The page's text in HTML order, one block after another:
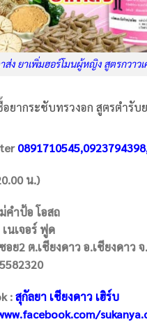
ส่ง ยาเพิ่มฮอร์โมนผู้หญิง สูตรกวาว
ยากระชับทรวงอก สูตรตำรับ
น.)
คำป้อ โอสถ
นเจอร์ ฟูด
อย2 ต.เชียงดาว อ.เชียงดาว
:สุกัลยา เชียงดาว เฮิร์บ